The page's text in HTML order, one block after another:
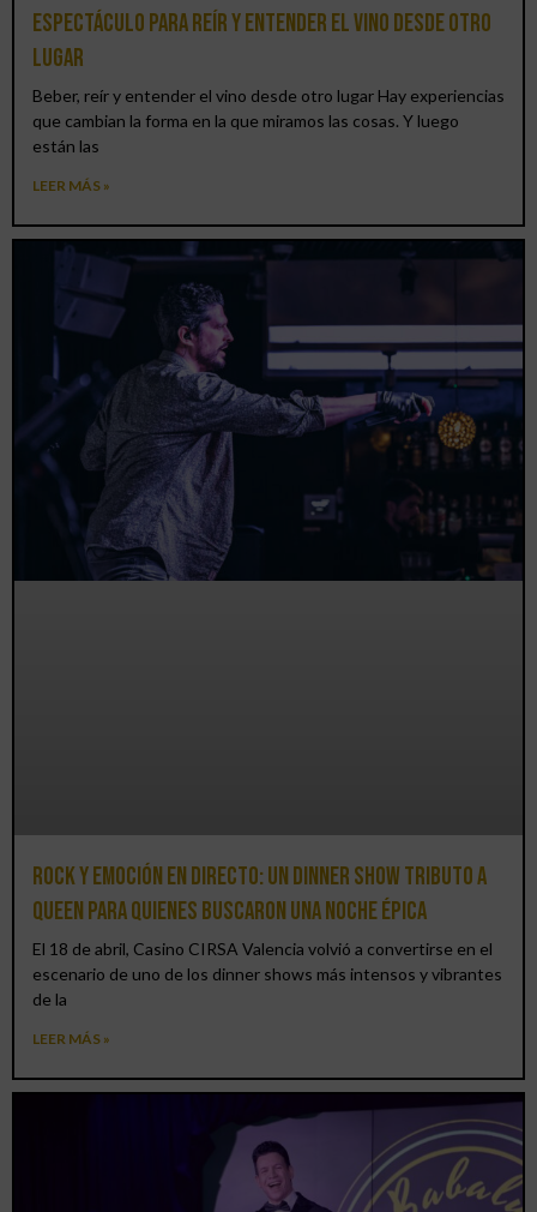
espectáculo para reír y entender el vino desde otro
lugar
Beber, reír y entender el vino desde otro lugar Hay experiencias
que cambian la forma en la que miramos las cosas. Y luego
están las
LEER MÁS »
Rock y emoción en directo: un Dinner Show Tributo a
Queen para quienes buscaron una noche épica
El 18 de abril, Casino CIRSA Valencia volvió a convertirse en el
escenario de uno de los dinner shows más intensos y vibrantes
de la
LEER MÁS »